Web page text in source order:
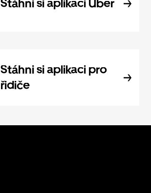
Stáhni si aplikaci Uber
Stáhni si aplikaci pro
řidiče